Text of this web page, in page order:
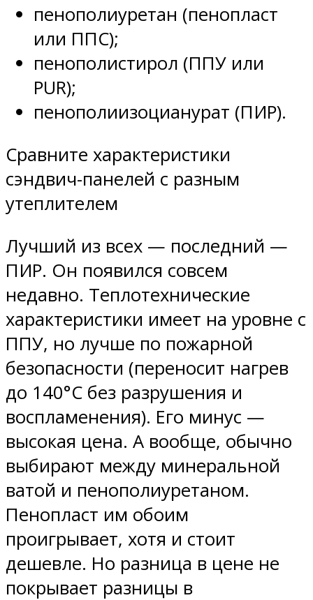
пенополиуретан (пенопласт
или ППС);
пенополистирол (ППУ или
PUR);
пенополиизоцианурат (ПИР).
Сравните характеристики
сэндвич-панелей с разным
утеплителем
Лучший из всех — последний —
ПИР. Он появился совсем
недавно. Теплотехнические
характеристики имеет на уровне с
ППУ, но лучше по пожарной
безопасности (переносит нагрев
до 140°C без разрушения и
воспламенения). Его минус —
высокая цена. А вообще, обычно
выбирают между минеральной
ватой и пенополиуретаном.
Пенопласт им обоим
проигрывает, хотя и стоит
дешевле. Но разница в цене не
покрывает разницы в